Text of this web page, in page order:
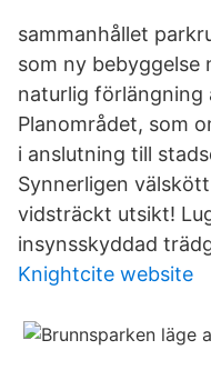
sammanhållet
som ny bebyggelse
naturlig förlängning
Planområdet, som
i anslutning till
Synnerligen
vidsträckt utsikt!
insynsskyddad
Knightcite website